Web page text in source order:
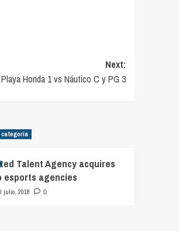
Next:
Honda 1 vs Náutico C y PG 3
Talent Agency acquires
esports agencies
julio, 2018 0